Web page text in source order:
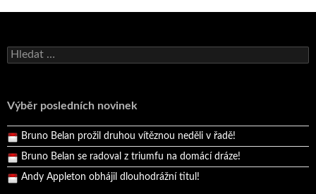
Vyhledávání
Výběr posledních novinek
Bruno Belan se radoval z triumfu na domácí dráze!
Pražský přebor neskrblil překvapeními!
Bruno Belan prožil druhou vítěznou neděli v řadě!
Bruno Belan se radoval z triumfu na domácí dráze!
Andy Appleton obhájil dlouhodrážní titul!